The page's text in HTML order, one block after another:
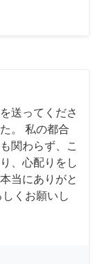
送ってくださ
。 私の都合
関わらず、こ
、心配りをし
当にありがと
くお願いし